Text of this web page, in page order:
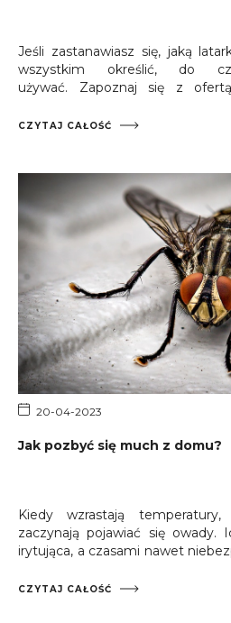
Jeśli zastanawiasz się, jaką
wszystkim określić, do
używać. Zapoznaj się z
Twoim przypadku. Na pewno
CZYTAJ CAŁOŚĆ
20-04-2023
Jak pozbyć się much z domu?
Kiedy wzrastają
zaczynają pojawiać się owady.
irytująca, a czasami nawet
sobie z tym poradzić.
CZYTAJ CAŁOŚĆ